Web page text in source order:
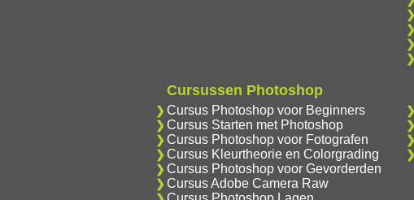
Cursussen Photoshop
Cursus Photoshop voor Beginners
Cursus Starten met Photoshop
Cursus Photoshop voor Fotografen
Cursus Kleurtheorie en Colorgrading
Cursus Photoshop voor Gevorderden
Cursus Adobe Camera Raw